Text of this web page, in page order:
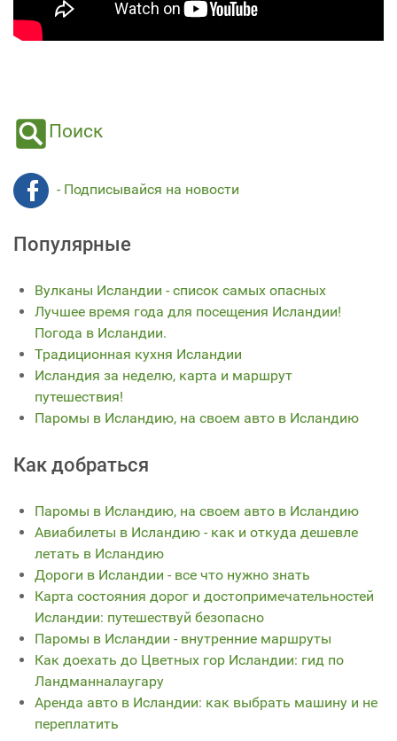
Поиск
- Подписывайся на новости
Популярные
Вулканы Исландии - список самых опасных
Лучшее время года для посещения Исландии!
Погода в Исландии.
Традиционная кухня Исландии
Исландия за неделю, карта и маршрут
путешествия!
Паромы в Исландию, на своем авто в Исландию
Как добраться
Паромы в Исландию, на своем авто в Исландию
Авиабилеты в Исландию - как и откуда дешевле
летать в Исландию
Дороги в Исландии - все что нужно знать
Карта состояния дорог и достопримечательностей
Исландии: путешествуй безопасно
Паромы в Исландии - внутренние маршруты
Как доехать до Цветных гор Исландии: гид по
Ландманналаугару
Аренда авто в Исландии: как выбрать машину и не
переплатить